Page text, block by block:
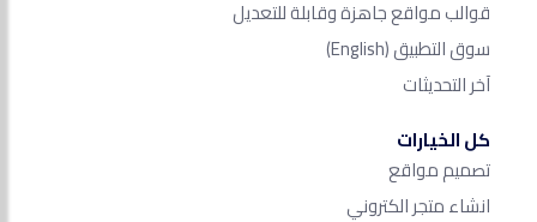
قوالب مواقع جاهزة وقابلة للتعديل
سوق التطبيق(English)
آخر التحديثات
كل الخيارات
تصميم مواقع
انشاء متجر الكتروني